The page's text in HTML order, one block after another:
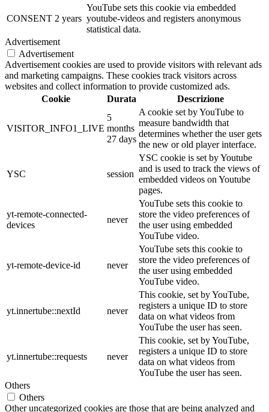
CONSENT 2 years
YouTube sets this cookie via embedded
youtube-videos and registers anonymous
statistical data.
Advertisement
Advertisement
Advertisement cookies are used to provide visitors with relevant ads
and marketing campaigns. These cookies track visitors across
websites and collect information to provide customized ads.
Cookie
Durata Descrizione
VISITOR_INFO1_LIVE
5
months
27 days
A cookie set by YouTube to
measure bandwidth that
determines whether the user gets
the new or old player interface.
YSC session
YSC cookie is set by Youtube
and is used to track the views of
embedded videos on Youtube
pages.
yt-remote-connected-
devices
never
YouTube sets this cookie to
store the video preferences of
the user using embedded
YouTube video.
yt-remote-device-id never
YouTube sets this cookie to
store the video preferences of
the user using embedded
YouTube video.
yt.innertube::nextId never
This cookie, set by YouTube,
registers a unique ID to store
data on what videos from
YouTube the user has seen.
yt.innertube::requests never
This cookie, set by YouTube,
registers a unique ID to store
data on what videos from
YouTube the user has seen.
Others
Others
Other uncategorized cookies are those that are being analyzed and